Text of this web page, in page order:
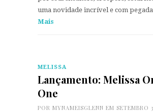
uma novidade incrível e com
Mais
MELISSA
Lançamento: Melissa
One
POR MYNAMEISGLENN EM SETEMBRO